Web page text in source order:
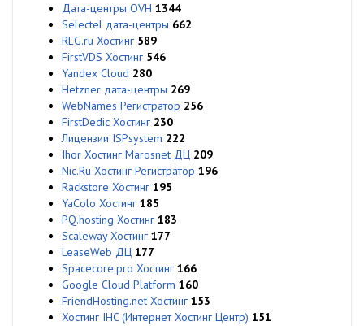
Дата-центры OVH 1344
Selectel дата-центры 662
REG.ru Хостинг 589
FirstVDS Хостинг 546
Yandex Cloud 280
Hetzner дата-центры 269
WebNames Регистратор 256
FirstDedic Хостинг 230
Лицензии ISPsystem 222
Ihor Хостинг Marosnet ДЦ 209
Nic.Ru Хостинг Регистратор 196
Rackstore Хостинг 195
YaColo Хостинг 185
PQ.hosting Хостинг 183
Scaleway Хостинг 177
LeaseWeb ДЦ 177
Spacecore.pro Хостинг 166
Google Cloud Platform 160
FriendHosting.net Хостинг 153
Хостинг IHC (Интернет Хостинг Центр) 151